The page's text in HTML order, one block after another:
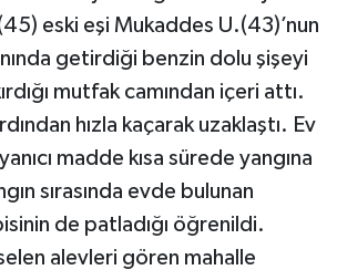
eski eşi Mukaddes U.(43)’nun
getirdiği benzin dolu şişeyi
mutfak camından içeri attı.
hızla kaçarak uzaklaştı. Ev
madde kısa sürede yangına
sırasında evde bulunan
de patladığı öğrenildi.
alevleri gören mahalle